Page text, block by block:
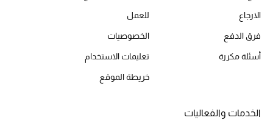
دليل ملتزمات الحقائب
الارجاع
فرق الدفع
أسئلة مكررة
للعمل
الخصوصيات
تعليمات الاستخدام
خريطة الموقع
الخدمات والفعاليات